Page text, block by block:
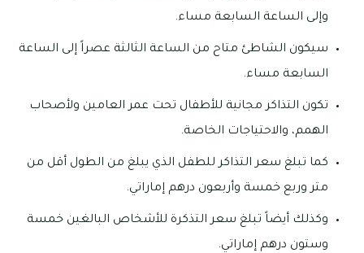
وإلى الساعة السابعة مساء.
سيكون الشاطئ متاح من الساعة الثالثة عصراً إلى الساعة
السابعة مساء.
تكون التذاكر مجانية للأطفال تحت عمر العامين ولأصحاب
الهمم، والاحتياجات الخاصة.
كما تبلغ سعر التذاكر للطفل الذي يبلغ من الطول أقل من
متر وربع خمسة وأربعون درهم إماراتي.
وكذلك أيضاً تبلغ سعر التذكرة للأشخاص البالغين خمسة
وستون درهم إماراتي.